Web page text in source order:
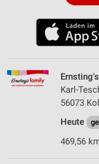
Karl-
56073
Heute
469,56